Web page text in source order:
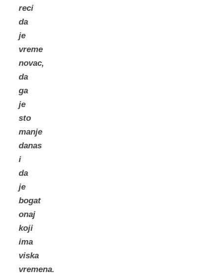
reci
da
je
vreme
novac,
da
ga
je
sto
manje
danas
i
da
je
bogat
onaj
koji
ima
viska
vremena.